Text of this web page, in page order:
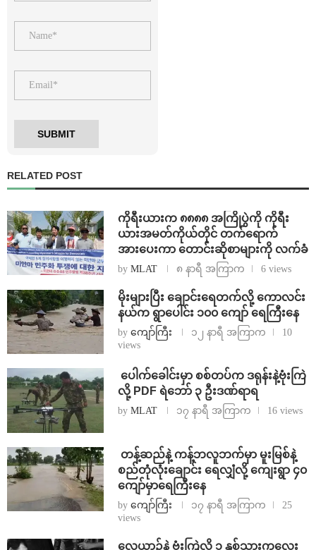
RELATED POST
ကိုရီးယားက ၈၈၈၈ အကြိုပွဲကို ကိုရီး
ယားအမတ်ကိုယ်တိုင် တက်ရောက်
အားပေးကာ တောင်းဆိုစာများကို လက်ခံ
by MLAT ၈ နာရီ အကြာက 6 views
⁨မိုးများပြီး ချောင်းရေတက်လို့ ကောလင်း
နယ်က ရွာပေါင်း ၁၀၀ ကျော် ရေကြီးနေ
by ကျော်ကြီး ၁၂ နာရီ အကြာက
10
views
⁩ ⁨ပေါက်ခေါင်းမှာ စစ်တပ်က ဒရုန်းနဲ့ဗုံးကြဲ
လို့ PDF ရဲဘော် ၃ ဦးဒဏ်ရာရ
by MLAT ၁၇ နာရီ အကြာက 16 views
⁩ ⁨တန့်ဆည်နဲ့ ကန့်ဘလူဘက်မှာ မူးမြစ်နဲ့
စည်တုံလုံးချောင်း ရေလျှံလို့ ကျေးရွာ ၄၀
ကျော်မှာရေကြီးနေ
by ကျော်ကြီး ၁၇ နာရီ အကြာက
25
views
⁨လေယာဉ်နဲ့ ဗုံးကြဲလို့ ၁ နှစ်သားကလေး